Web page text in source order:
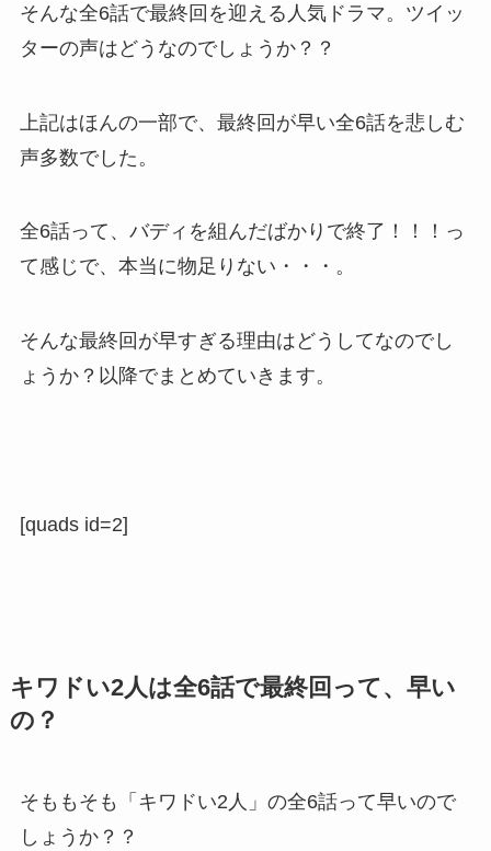
そんな全6話で最終回を迎える人気ドラマ。ツイッ
ターの声はどうなのでしょうか？？
上記はほんの一部で、最終回が早い全6話を悲しむ
声多数でした。
全6話って、バディを組んだばかりで終了！！！っ
て感じで、本当に物足りない・・・。
そんな最終回が早すぎる理由はどうしてなのでし
ょうか？以降でまとめていきます。
[quads id=2]
キワドい2人は全6話で最終回って、早い
の？
そももそも「キワドい2人」の全6話って早いので
しょうか？？